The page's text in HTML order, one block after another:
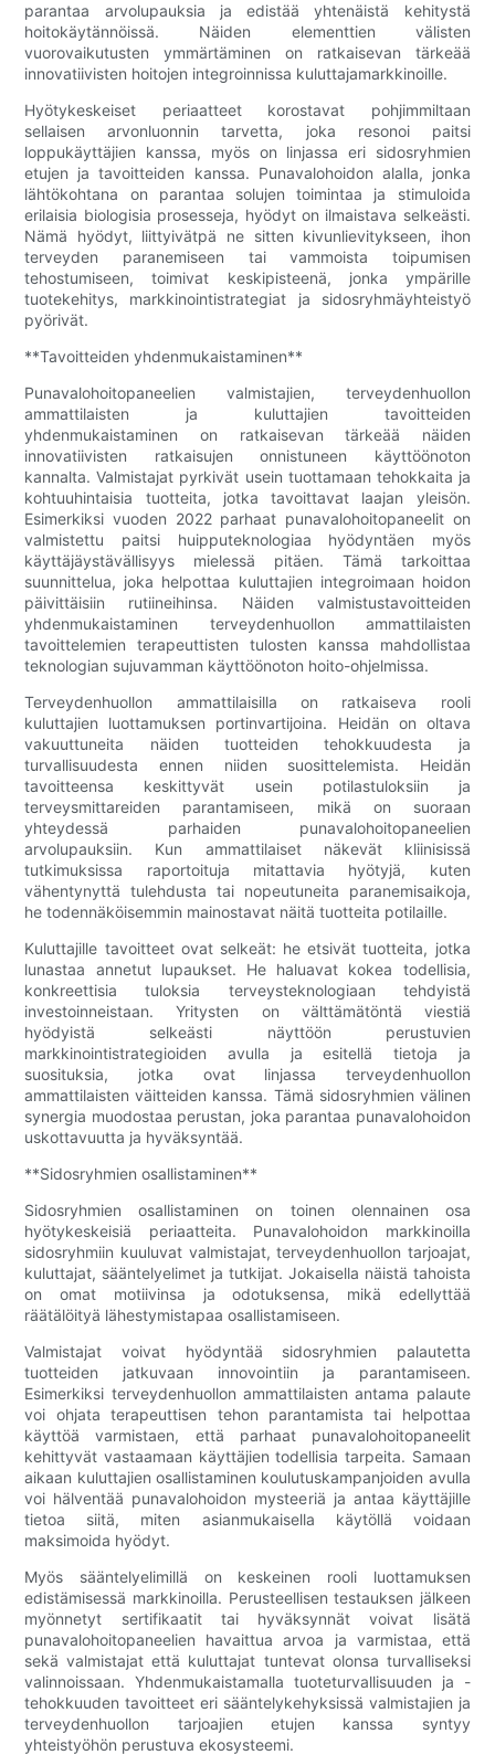
parantaa arvolupauksia ja edistää yhtenäistä kehitystä
hoitokäytännöissä. Näiden elementtien välisten
vuorovaikutusten ymmärtäminen on ratkaisevan tärkeää
innovatiivisten hoitojen integroinnissa kuluttajamarkkinoille.
Hyötykeskeiset periaatteet korostavat pohjimmiltaan
sellaisen arvonluonnin tarvetta, joka resonoi paitsi
loppukäyttäjien kanssa, myös on linjassa eri sidosryhmien
etujen ja tavoitteiden kanssa. Punavalohoidon alalla, jonka
lähtökohtana on parantaa solujen toimintaa ja stimuloida
erilaisia ​​biologisia prosesseja, hyödyt on ilmaistava selkeästi.
Nämä hyödyt, liittyivätpä ne sitten kivunlievitykseen, ihon
terveyden paranemiseen tai vammoista toipumisen
tehostumiseen, toimivat keskipisteenä, jonka ympärille
tuotekehitys, markkinointistrategiat ja sidosryhmäyhteistyö
pyörivät.
**Tavoitteiden yhdenmukaistaminen**
Punavalohoitopaneelien valmistajien, terveydenhuollon
ammattilaisten ja kuluttajien tavoitteiden
yhdenmukaistaminen on ratkaisevan tärkeää näiden
innovatiivisten ratkaisujen onnistuneen käyttöönoton
kannalta. Valmistajat pyrkivät usein tuottamaan tehokkaita ja
kohtuuhintaisia ​​tuotteita, jotka tavoittavat laajan yleisön.
Esimerkiksi vuoden 2022 parhaat punavalohoitopaneelit on
valmistettu paitsi huipputeknologiaa hyödyntäen myös
käyttäjäystävällisyys mielessä pitäen. Tämä tarkoittaa
suunnittelua, joka helpottaa kuluttajien integroimaan hoidon
päivittäisiin rutiineihinsa. Näiden valmistustavoitteiden
yhdenmukaistaminen terveydenhuollon ammattilaisten
tavoittelemien terapeuttisten tulosten kanssa mahdollistaa
teknologian sujuvamman käyttöönoton hoito-ohjelmissa.
Terveydenhuollon ammattilaisilla on ratkaiseva rooli
kuluttajien luottamuksen portinvartijoina. Heidän on oltava
vakuuttuneita näiden tuotteiden tehokkuudesta ja
turvallisuudesta ennen niiden suosittelemista. Heidän
tavoitteensa keskittyvät usein potilastuloksiin ja
terveysmittareiden parantamiseen, mikä on suoraan
yhteydessä parhaiden punavalohoitopaneelien
arvolupauksiin. Kun ammattilaiset näkevät kliinisissä
tutkimuksissa raportoituja mitattavia hyötyjä, kuten
vähentynyttä tulehdusta tai nopeutuneita paranemisaikoja,
he todennäköisemmin mainostavat näitä tuotteita potilaille.
Kuluttajille tavoitteet ovat selkeät: he etsivät tuotteita, jotka
lunastaa annetut lupaukset. He haluavat kokea todellisia,
konkreettisia tuloksia terveysteknologiaan tehdyistä
investoinneistaan. Yritysten on välttämätöntä viestiä
hyödyistä selkeästi näyttöön perustuvien
markkinointistrategioiden avulla ja esitellä tietoja ja
suosituksia, jotka ovat linjassa terveydenhuollon
ammattilaisten väitteiden kanssa. Tämä sidosryhmien välinen
synergia muodostaa perustan, joka parantaa punavalohoidon
uskottavuutta ja hyväksyntää.
**Sidosryhmien osallistaminen**
Sidosryhmien osallistaminen on toinen olennainen osa
hyötykeskeisiä periaatteita. Punavalohoidon markkinoilla
sidosryhmiin kuuluvat valmistajat, terveydenhuollon tarjoajat,
kuluttajat, sääntelyelimet ja tutkijat. Jokaisella näistä tahoista
on omat motiivinsa ja odotuksensa, mikä edellyttää
räätälöityä lähestymistapaa osallistamiseen.
Valmistajat voivat hyödyntää sidosryhmien palautetta
tuotteiden jatkuvaan innovointiin ja parantamiseen.
Esimerkiksi terveydenhuollon ammattilaisten antama palaute
voi ohjata terapeuttisen tehon parantamista tai helpottaa
käyttöä varmistaen, että parhaat punavalohoitopaneelit
kehittyvät vastaamaan käyttäjien todellisia tarpeita. Samaan
aikaan kuluttajien osallistaminen koulutuskampanjoiden avulla
voi hälventää punavalohoidon mysteeriä ja antaa käyttäjille
tietoa siitä, miten asianmukaisella käytöllä voidaan
maksimoida hyödyt.
Myös sääntelyelimillä on keskeinen rooli luottamuksen
edistämisessä markkinoilla. Perusteellisen testauksen jälkeen
myönnetyt sertifikaatit tai hyväksynnät voivat lisätä
punavalohoitopaneelien havaittua arvoa ja varmistaa, että
sekä valmistajat että kuluttajat tuntevat olonsa turvalliseksi
valinnoissaan. Yhdenmukaistamalla tuoteturvallisuuden ja -
tehokkuuden tavoitteet eri sääntelykehyksissä valmistajien ja
terveydenhuollon tarjoajien etujen kanssa syntyy
yhteistyöhön perustuva ekosysteemi.